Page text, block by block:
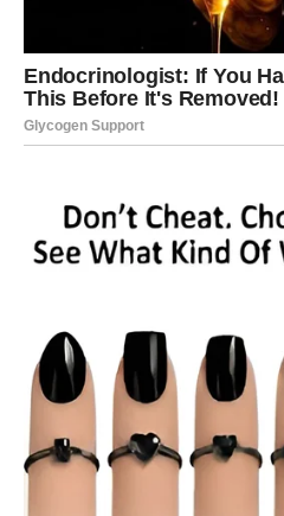
Šta vam se otkriva?
Lavovima dolazi potvrda da su
situacija postaje mnogo jasnija.
Vjerujte svom osjećaju.